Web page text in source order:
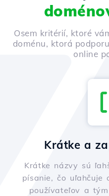
Osem kritérií, ktoré
doménu, ktorá
online
Krátke a
Krátke názvy sú
písanie, čo uľahčuje
používateľov a